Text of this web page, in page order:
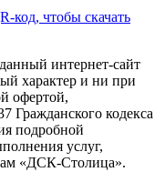
код, чтобы скачать
интернет-сайт
характер и ни при
офертой,
Гражданского кодекса
подробной
услуг,
«ДСК-Столица».